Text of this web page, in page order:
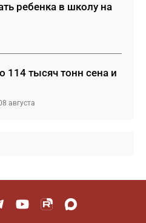
ребенка в школу на
114 тысяч тонн сена и
августа